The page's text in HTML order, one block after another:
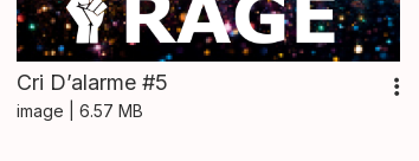
Cri D’alarme #5
image | 6.57 MB